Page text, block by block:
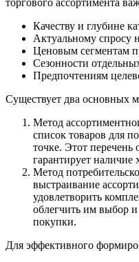
торгового ассортимента
Качеству и глубине
Актуальному спросу
Ценовым сегментам
Сезонности
Предпочтениям
Существует два основных
Метод
список товаров для
точке. Этот
гарантирует
Метод
выстраивание
удовлетворить
облегчить им выбор
покупки.
Для эффективного